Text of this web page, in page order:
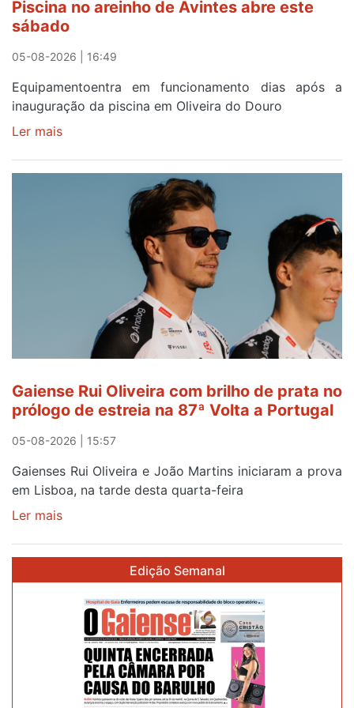
após
campanha
reforço
Piscina no areinho de Avintes abre este
sábado
05-08-2026 | 16:49
Equipamentoentra em funcionamento dias após a
inauguração da piscina em Oliveira do Douro
Ler mais
no
Gaiense Rui Oliveira com brilho de prata no
prólogo de estreia na 87ª Volta a Portugal
05-08-2026 | 15:57
Gaienses Rui Oliveira e João Martins iniciaram a prova
em Lisboa, na tarde desta quarta-feira
Ler mais
brilho
prata
prólogo
Edição Semanal